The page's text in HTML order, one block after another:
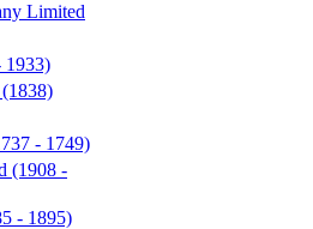
Limited
1933)
- 1749)
(1908 -
- 1895)